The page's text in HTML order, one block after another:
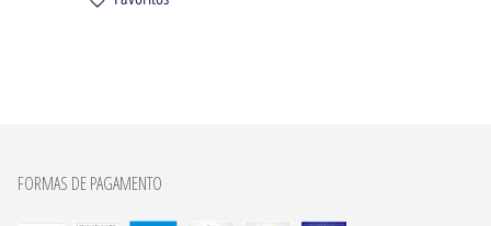
FORMAS DE PAGAMENTO